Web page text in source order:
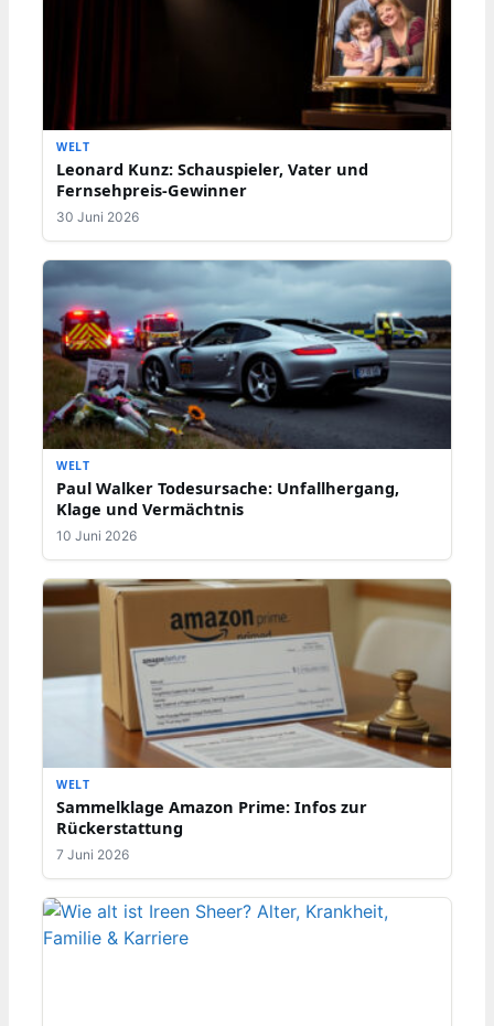
WELT
Leonard Kunz: Schauspieler, Vater und
Fernsehpreis-Gewinner
30 Juni 2026
WELT
Paul Walker Todesursache: Unfallhergang,
Klage und Vermächtnis
10 Juni 2026
WELT
Sammelklage Amazon Prime: Infos zur
Rückerstattung
7 Juni 2026